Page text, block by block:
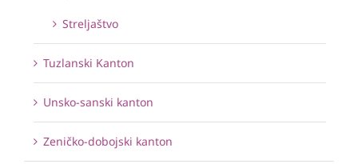
Streljaštvo
Tuzlanski Kanton
Unsko-sanski kanton
Zeničko-dobojski kanton